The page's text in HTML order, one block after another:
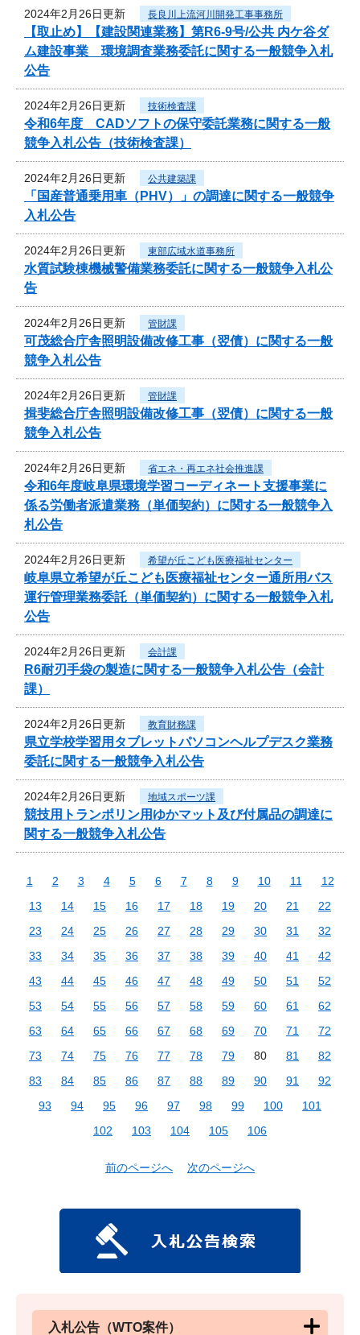
2024年2月26日更新 長良川上流河川開発工事事務所
【取止め】【建設関連業務】第R6-9号/公共 内ケ谷ダ
ム建設事業 環境調査業務委託に関する一般競争入札
公告
2024年2月26日更新 技術検査課
令和6年度 CADソフトの保守委託業務に関する一般
競争入札公告（技術検査課）
2024年2月26日更新 公共建築課
「国産普通乗用車（PHV）」の調達に関する一般競争
入札公告
2024年2月26日更新 東部広域水道事務所
水質試験棟機械警備業務委託に関する一般競争入札公
告
2024年2月26日更新 管財課
可茂総合庁舎照明設備改修工事（翌債）に関する一般
競争入札公告
2024年2月26日更新 管財課
揖斐総合庁舎照明設備改修工事（翌債）に関する一般
競争入札公告
2024年2月26日更新 省エネ・再エネ社会推進課
令和6年度岐阜県環境学習コーディネート支援事業に
係る労働者派遣業務（単価契約）に関する一般競争入
札公告
2024年2月26日更新 希望が丘こども医療福祉センター
岐阜県立希望が丘こども医療福祉センター通所用バス
運行管理業務委託（単価契約）に関する一般競争入札
公告
2024年2月26日更新 会計課
R6耐刃手袋の製造に関する一般競争入札公告（会計
課）
2024年2月26日更新 教育財務課
県立学校学習用タブレットパソコンヘルプデスク業務
委託に関する一般競争入札公告
2024年2月26日更新 地域スポーツ課
競技用トランポリン用ゆかマット及び付属品の調達に
関する一般競争入札公告
1 2 3 4 5 6 7 8 9 10 11
12
13
14 15 16 17 18 19 20 21
22
23
24 25 26 27 28 29 30 31
32
33
34 35 36 37 38 39 40 41
42
43
44 45 46 47 48 49 50 51
52
53
54 55 56 57 58 59 60 61
62
63
64 65 66 67 68 69 70 71
72
73
74 75 76 77 78 79 80 81
82
83
84 85 86 87 88 89 90 91
92
93
94 95 96 97 98 99 100
101
102
103 104 105 106
前のページへ 次のページへ
入札公告（WTO案件）